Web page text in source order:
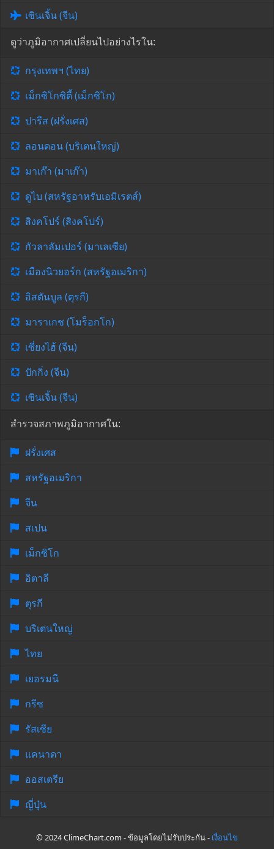
เซินเจิ้น (จีน)
ดูว่าภูมิอากาศเปลี่ยนไปอย่างไรใน:
กรุงเทพฯ (ไทย)
เม็กซิโกซิตี้ (เม็กซิโก)
ปารีส (ฝรั่งเศส)
ลอนดอน (บริเตนใหญ่)
มาเก๊า (มาเก๊า)
ดูไบ (สหรัฐอาหรับเอมิเรตส์)
สิงคโปร์ (สิงคโปร์)
กัวลาลัมเปอร์ (มาเลเซีย)
เมืองนิวยอร์ก (สหรัฐอเมริกา)
อิสตันบูล (ตุรกี)
มาราเกช (โมร็อกโก)
เซี่ยงไฮ้ (จีน)
ปักกิ่ง (จีน)
เซินเจิ้น (จีน)
สำรวจสภาพภูมิอากาศใน:
ฝรั่งเศส
สหรัฐอเมริกา
จีน
สเปน
เม็กซิโก
อิตาลี
ตุรกี
บริเตนใหญ่
ไทย
เยอรมนี
กรีซ
รัสเซีย
แคนาดา
ออสเตรีย
ญี่ปุ่น
© 2024 ClimeChart.com - ข้อมูลโดยไม่รับประกัน - เงื่อนไข